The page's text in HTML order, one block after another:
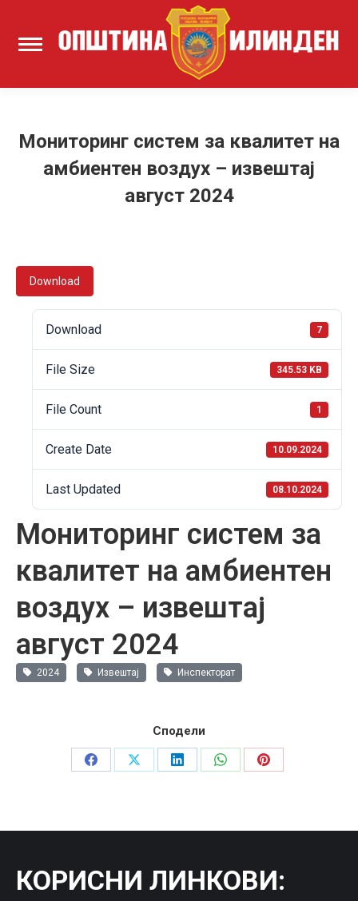
Мониторинг систем за квалитет на
амбиентен воздух – извештај
август 2024
Download
Download 7
File Size 345.53 KB
File Count 1
Create Date 10.09.2024
Last Updated 08.10.2024
Мониторинг систем за
квалитет на амбиентен
воздух – извештај
август 2024
2024 Извештај Инспекторат
Сподели
Share
Share
Share
Share
Share
КОРИСНИ ЛИНКОВИ: